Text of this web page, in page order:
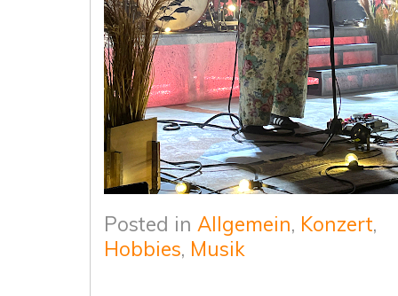
Posted in Allgemein, Konzert,
Hobbies, Musik